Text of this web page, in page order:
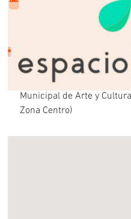
jue 19 sept 2024 - sáb
Tijuana, MX | Sep.
10021, Zona Urbana Río
8350, Zona Urbana Río
Municipal de Arte y
Zona Centro)